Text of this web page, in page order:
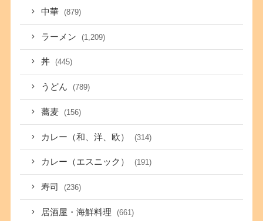
中華 (879)
ラーメン (1,209)
丼 (445)
うどん (789)
蕎麦 (156)
カレー（和、洋、欧） (314)
カレー（エスニック） (191)
寿司 (236)
居酒屋・海鮮料理 (661)